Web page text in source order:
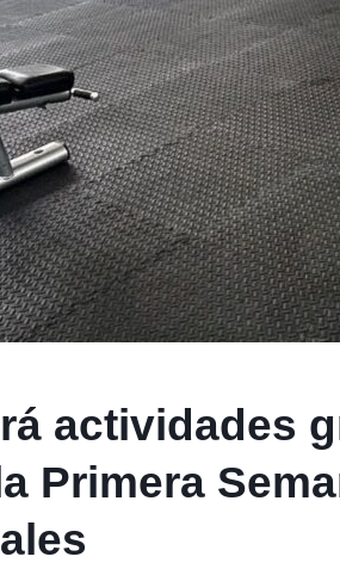
actividades
Primera